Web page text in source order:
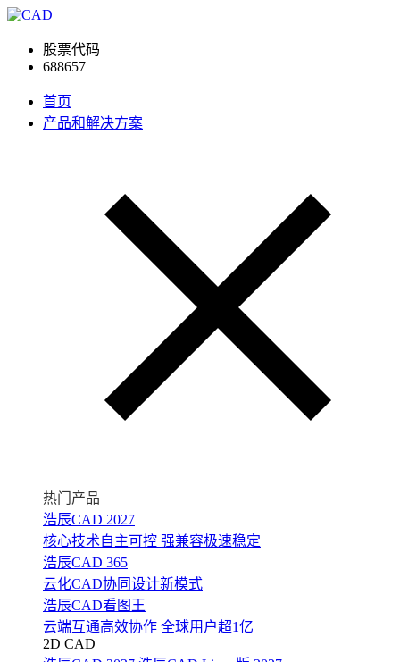
股票代码
688657
首页
产品和解决方案
热门产品
浩辰CAD 2027
核心技术自主可控 强兼容极速稳定
浩辰CAD 365
云化CAD协同设计新模式
浩辰CAD看图王
云端互通高效协作 全球用户超1亿
2D CAD